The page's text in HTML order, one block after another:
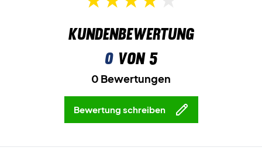
Kundenbewertung
0von 5
0 Bewertungen
Bewertung schreiben